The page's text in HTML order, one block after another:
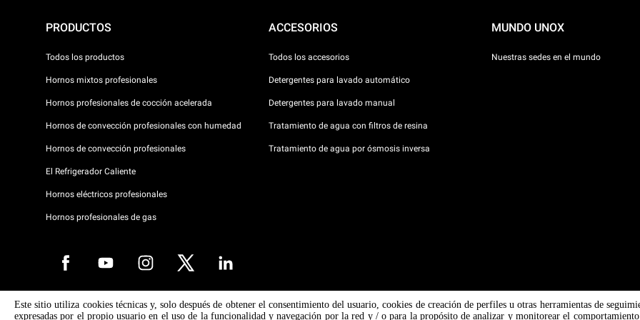
PRODUCTOS
Todos los productos
Hornos mixtos profesionales
Hornos profesionales de cocción acelerada
Hornos de convección profesionales con humedad
Hornos de convección profesionales
El Refrigerador Caliente
Hornos eléctricos profesionales
Hornos profesionales de gas
ACCESORIOS
Todos los accesorios
Detergentes para lavado automático
Detergentes para lavado manual
Tratamiento de agua con filtros de resina
Tratamiento de agua por ósmosis inversa
MUNDO UNOX
Nuestras sedes en el mundo
Copyright 2026 UNOX SpA Todos los derechos reservados. Reg. Imp. Padova n
Este sitio utiliza cookies técnicas y, solo después de obtener el consentimiento del usuario, cookies de creación de perfiles u otras herramientas de
expresadas por el propio usuario en el uso de la funcionalidad y navegación por la red y / o para la propósito de analizar y monitorear el